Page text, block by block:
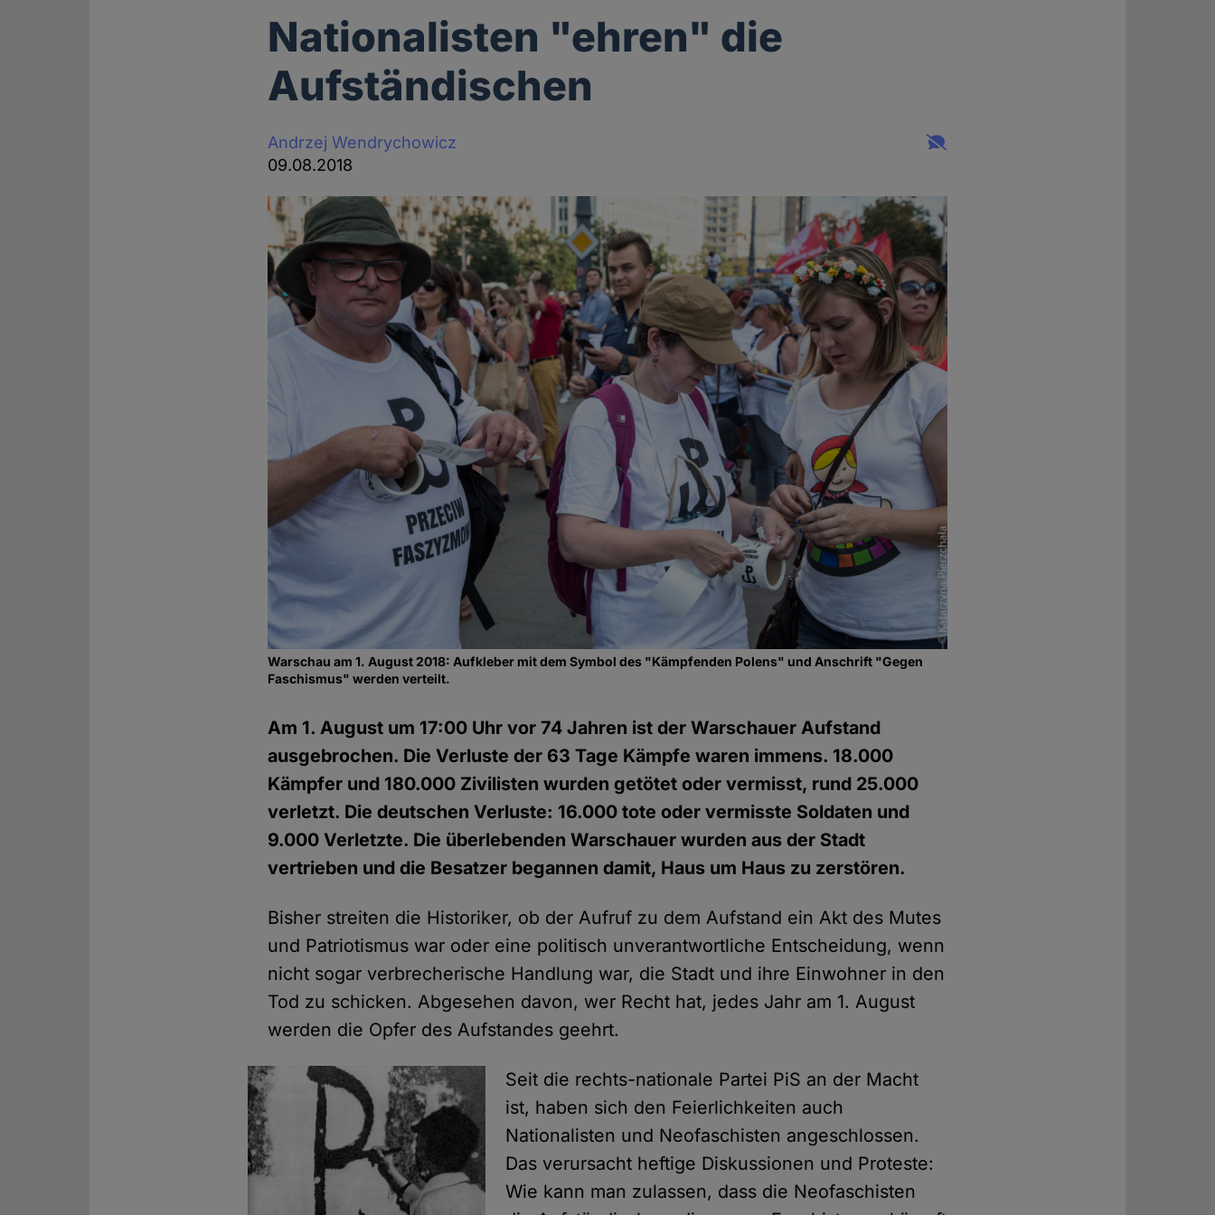
Nationalisten "ehren" die
Aufständischen
Andrzej Wendrychowicz
09.08.2018
Warschau am 1. August 2018: Aufkleber mit dem Symbol des "Kämpfenden Polens" und Anschrift "Gegen
Faschismus" werden verteilt.
Am 1. August um 17:00 Uhr vor 74 Jahren ist der Warschauer Aufstand
ausgebrochen. Die Verluste der 63 Tage Kämpfe waren immens. 18.000
Kämpfer und 180.000 Zivilisten wurden getötet oder vermisst, rund 25.000
verletzt. Die deutschen Verluste: 16.000 tote oder vermisste Soldaten und
9.000 Verletzte. Die überlebenden Warschauer wurden aus der Stadt
vertrieben und die Besatzer begannen damit, Haus um Haus zu zerstören.
Bisher streiten die Historiker, ob der Aufruf zu dem Aufstand ein Akt des Mutes
und Patriotismus war oder eine politisch unverantwortliche Entscheidung, wenn
nicht sogar verbrecherische Handlung war, die Stadt und ihre Einwohner in den
Tod zu schicken. Abgesehen davon, wer Recht hat, jedes Jahr am 1. August
werden die Opfer des Aufstandes geehrt.
Seit die rechts-nationale Partei PiS an der Macht
ist, haben sich den Feierlichkeiten auch
Nationalisten und Neofaschisten angeschlossen.
Das verursacht heftige Diskussionen und Proteste:
Wie kann man zulassen, dass die Neofaschisten